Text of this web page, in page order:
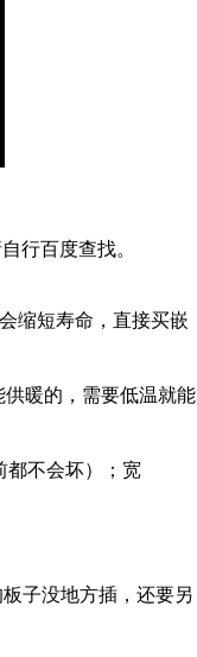
行百度查找。
缩短寿命，直接买嵌
暖的，需要低温就能
都不会坏）；宽
子没地方插，还要另